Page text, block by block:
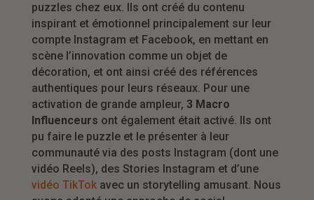
puzzles chez eux. Ils ont créé du contenu
inspirant et émotionnel principalement sur leur
compte Instagram et Facebook, en mettant en
scène l’innovation comme un objet de
décoration, et ont ainsi créé des références
authentiques pour leurs réseaux. Pour une
activation de grande ampleur, 3 Macro
Influenceurs ont également était activé. Ils ont
pu faire le puzzle et le présenter à leur
communauté via des posts Instagram (dont une
vidéo Reels), des Stories Instagram et d’une
vidéo TikTokavec un storytelling amusant. Nous